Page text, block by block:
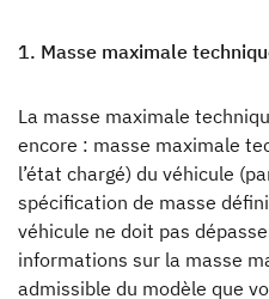
1. Masse maximale
La masse maximale
encore : masse maximale
l’état chargé) du véhicule
spécification de masse
véhicule ne doit pas
informations sur la masse
admissible du modèle que
Recherche de
Dethleffs
Trouvez le